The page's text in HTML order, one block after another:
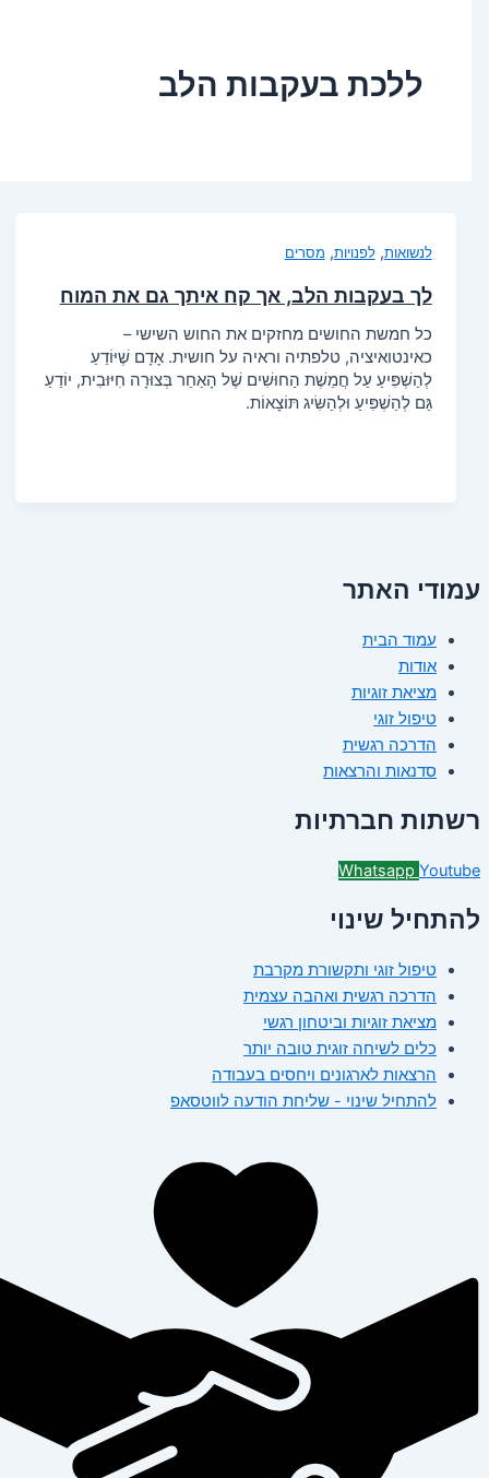
ללכת בעקבות הלב
לנשואות,לפנויות,מסרים
לך בעקבות הלב, אך קח איתך גם את המוח
כל חמשת החושים מחזקים את החוש השישי –
כאינטואיציה, טלפתיה וראיה על חושית. אָדָם שֶׁיּוֹדֵעַ
לְהַשְׁפִּיעַ עַל חֲמֵשֶׁת הַחוּשִׁים שֶׁל הָאַחֵר בְּצוּרָה חִיּוּבִית, יוֹדֵעַ
גַּם לְהַשְׁפִּיעַ וּלְהַשִּׂיג תּוֹצָאוֹת.
עמודי האתר
עמוד הבית
אודות
מציאת זוגיות
טיפול זוגי
הדרכה רגשית
סדנאות והרצאות
רשתות חברתיות
Whatsapp Youtube
להתחיל שינוי
טיפול זוגי ותקשורת מקרבת
הדרכה רגשית ואהבה עצמית
מציאת זוגיות וביטחון רגשי
כלים לשיחה זוגית טובה יותר
הרצאות לארגונים ויחסים בעבודה
להתחיל שינוי - שליחת הודעה לווטסאפ